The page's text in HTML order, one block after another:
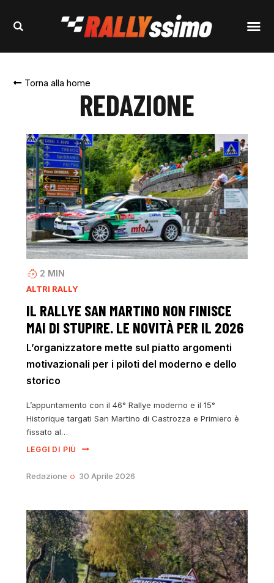
Torna alla home
REDAZIONE
2 MIN
ALTRI RALLY
IL RALLYE SAN MARTINO NON FINISCE
MAI DI STUPIRE. LE NOVITÀ PER IL 2026
L’organizzatore mette sul piatto argomenti
motivazionali per i piloti del moderno e dello
storico
L’appuntamento con il 46° Rallye moderno e il 15°
Historique targati San Martino di Castrozza e Primiero è
fissato al…
LEGGI DI PIÙ
Redazione 30 Aprile 2026